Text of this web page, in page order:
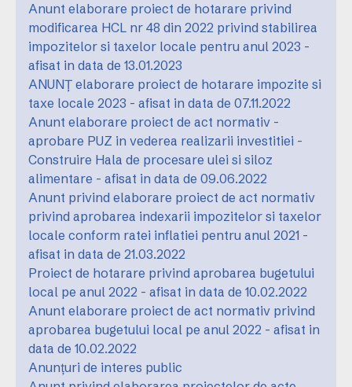
Anunt elaborare proiect de hotarare privind
modificarea HCL nr 48 din 2022 privind stabilirea
impozitelor si taxelor locale pentru anul 2023 -
afisat in data de 13.01.2023
ANUNȚ elaborare proiect de hotarare impozite si
taxe locale 2023 - afisat in data de 07.11.2022
Anunt elaborare proiect de act normativ -
aprobare PUZ in vederea realizarii investitiei -
Construire Hala de procesare ulei si siloz
alimentare - afisat in data de 09.06.2022
Anunt privind elaborare proiect de act normativ
privind aprobarea indexarii impozitelor si taxelor
locale conform ratei inflatiei pentru anul 2021 -
afisat in data de 21.03.2022
Proiect de hotarare privind aprobarea bugetului
local pe anul 2022 - afisat in data de 10.02.2022
Anunt elaborare proiect de act normativ privind
aprobarea bugetului local pe anul 2022 - afisat in
data de 10.02.2022
Anunțuri de interes public